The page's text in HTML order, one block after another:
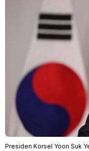
Presiden Korsel Yoon Suk